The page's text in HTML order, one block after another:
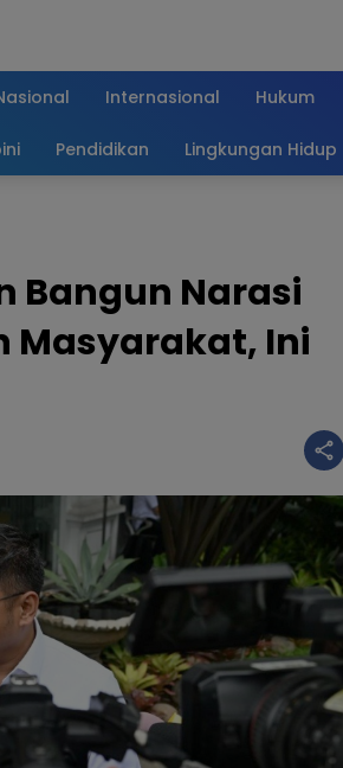
Internasional Hukum
Pendidikan Lingkungan Hidup
Bangun Narasi
Masyarakat, Ini